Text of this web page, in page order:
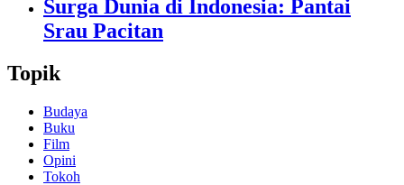
Surga Dunia di Indonesia: Pantai
Srau Pacitan
Topik
Budaya
Buku
Film
Opini
Tokoh